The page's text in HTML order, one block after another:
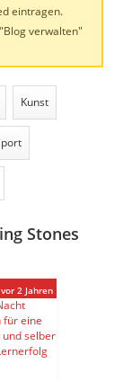
eintragen.
verwalten"
Kunst
Stones
vor 2 Jahren